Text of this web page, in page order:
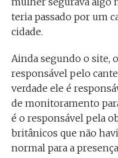
teria passado por um
cidade.
Ainda segundo o site,
responsável pelo
verdade ele é
de monitoramento
é o responsável pela
britânicos que não
normal para a